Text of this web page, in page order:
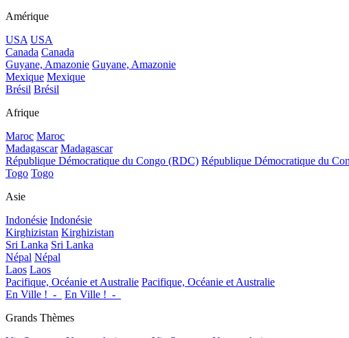
Amérique
USA USA
Canada Canada
Guyane, Amazonie Guyane, Amazonie
Mexique Mexique
Brésil Brésil
Afrique
Maroc Maroc
Madagascar Madagascar
République Démocratique du Congo (RDC) République Démocratique du
Togo Togo
Asie
Indonésie Indonésie
Kirghizistan Kirghizistan
Sri Lanka Sri Lanka
Népal Népal
Laos Laos
Pacifique, Océanie et Australie Pacifique, Océanie et Australie
En Ville !_-_
En Ville !_-_
Grands Thèmes